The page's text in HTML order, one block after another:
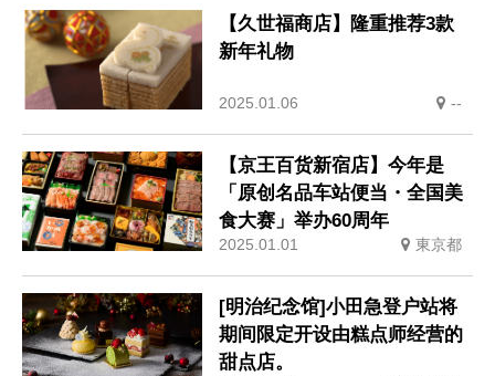
【久世福商店】隆重推荐3款
新年礼物
2025.01.06 --
【京王百货新宿店】今年是
「原创名品车站便当・全国美
食大赛」举办60周年
2025.01.01 東京都
[明治纪念馆]小田急登户站将
期间限定开设由糕点师经营的
甜点店。